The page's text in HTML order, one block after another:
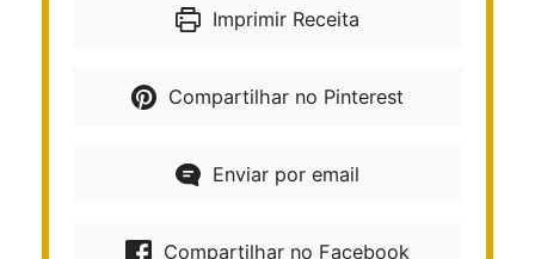
Imprimir Receita
Compartilhar no Pinterest
Enviar por email
Compartilhar no Facebook